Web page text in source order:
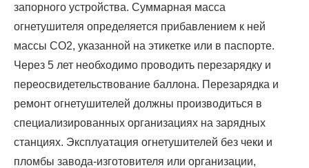
запорного устройства. Суммарная масса
огнетушителя определяется прибавлением к ней
массы СО2, указанной на этикетке или в паспорте.
Через 5 лет необходимо проводить перезарядку и
переосвидетельствование баллона. Перезарядка и
ремонт огнетушителей должны производиться в
специализированных организациях на зарядных
станциях. Эксплуатация огнетушителей без чеки и
пломбы завода-изготовителя или организации,